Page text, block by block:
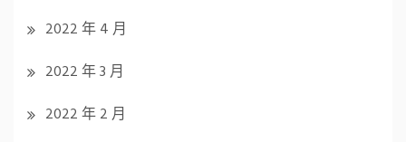
2022 年 4 月
2022 年 3 月
2022 年 2 月